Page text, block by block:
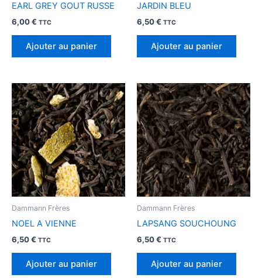
EARL GREY GOUT RUSSE
6,00€ TTC
Ajouter au panier
JARDIN BLEU
6,50€ TTC
Ajouter au panier
Dammann Frères
NOEL A VIENNE
6,50€ TTC
Ajouter au panier
Dammann Frères
LAPSANG SOUCHOUNG
6,50€ TTC
Ajouter au panier